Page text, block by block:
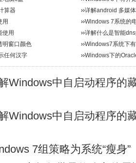
算器 ››详解android 多媒
用 ››Windows 7系统的
使用 ››详解什么是智能
明窗口颜色 ››Windows7系统下
任何汉字 ››Windows下的
Windows中自启动程序的
Windows中自启动程序的
7组策略为系统“瘦身”